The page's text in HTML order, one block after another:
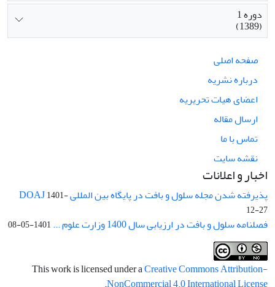
دوره 1
(1389)
صفحه اصلی
درباره نشریه
اعضای هیات تحریریه
ارسال مقاله
تماس با ما
نقشه سایت
اخبار و اعلانات
پذیرفته شدن مجله سلول و بافت در پایگاه بین المللی DOAJ1401-
12-27
فصلنامه سلول و بافت در ارزیابی سال 1400 وزارت علوم ... 1401-05-08
This work is licensed under aCreative Commons Attribution-